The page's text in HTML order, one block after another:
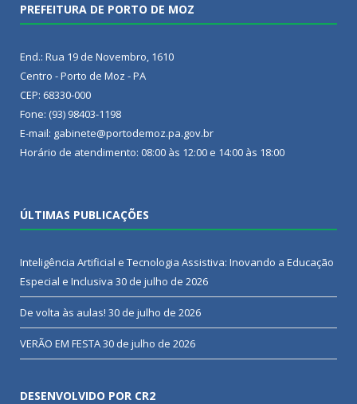
PREFEITURA DE PORTO DE MOZ
End.: Rua 19 de Novembro, 1610
Centro - Porto de Moz - PA
CEP: 68330-000
Fone: (93) 98403-1198
E-mail: gabinete@portodemoz.pa.gov.br
Horário de atendimento: 08:00 às 12:00 e 14:00 às 18:00
ÚLTIMAS PUBLICAÇÕES
Inteligência Artificial e Tecnologia Assistiva: Inovando a Educação
Especial e Inclusiva 30 de julho de 2026
De volta às aulas! 30 de julho de 2026
VERÃO EM FESTA30 de julho de 2026
DESENVOLVIDO POR CR2